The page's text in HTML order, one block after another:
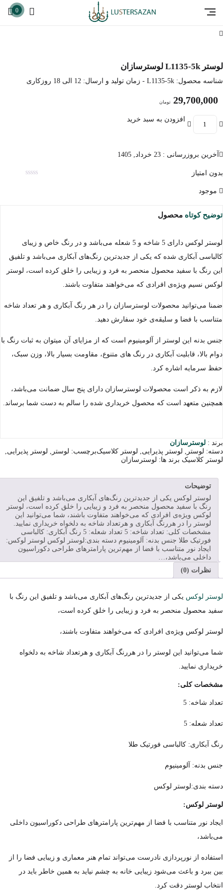
0
لوستر L1135-5k لوسترسازان
شناسه محصول: L1135-5k - زمان تولید و ارسال: 12 الی 18 روزکاری
29,700,000 تومان
افزودن به سبد خرید
آخرین بروزرسانی : 23 خرداد, 1405
بدون امتیاز
موجود
توضیح کوتاه محصول
لوستر لوکس دارای 5 شاخه و 5 شعله می‌باشد و در رنگ خاص و زیبای
کالباسی آبکاری شده که یکی از جدیدترین رنگ‌های آبکاری می‌باشد و تلفیق
این رنگ با سفید محصول منحصر به فرد و زیبایی را خلق کرده است، لوستر
لوکس نسیم ویژه‌ی افرادی که می‌خواهند متفاوت باشند.
ضمنا می‌توانید محصولات لوسترسازان را در هر رنگ آبکاری و هر تعداد شاخه
متناسب با فضا و سلیقه‌ی خود سفارش دهید.
جنس بدنه این لوستر از آلومینیوم است که از مزایای آن میتوان به ثبات رنگ با
دوام بالا، قابلیت آبکاری در رنگ های متنوع، مقاومت بسیار بالا، وزن سبک،
حفظ سرمایه اشاره کرد.
لازم به ذکر است محصولات لوسترسازان دارای پنج سال ضمانت می‌باشد،
همچنین متعهد است که محصول خریداری شده را سالم به دست شما برساند.
برند : لوسترسازان
دسته: لوستر , لوستر پذیرایی, لوستر کلاسیکبرچسب: لوستر , لوستر پذیرایی,
لوستر کلاسیک برند ها: لوسترسازان
توضیحات
لوستر لوکس یکی از جدیدترین رنگ‌های آبکاری می‌باشد و تلفیق این
رنگ با سفید محصول منحصر به فرد و زیبایی را خلق کرده است، لوستر
لوکس ویژه‌ی افرادی که می‌خواهند متفاوت باشند، شما می‌توانید این
لوستر را در هررنگ آبکاری و هرتعداد شاخه به دلخواه خریداری نمایید.
مشخصات کلی: تعداد شاخه: 5 تعداد شعله: 5 رنگ آبکاری: کالباسی
فورتیک طلا جنس بدنه: آلومینیوم دسته بندی:لوستر لوکس لوستر لوکس:
ایجاد نور متناسب با فضا از مهم‌ترین پارامترهای طراحی دکوراسیون
داخلی می‌باشد،…
نظرات (0)
لوستر لوکس یکی از جدیدترین رنگ‌های آبکاری می‌باشد و تلفیق این رنگ با
سفید محصول منحصر به فرد و زیبایی را خلق کرده است،
لوستر لوکس ویژه‌ی افرادی که می‌خواهند متفاوت باشند،
شما می‌توانید این لوستر را در هررنگ آبکاری و هرتعداد شاخه به دلخواه
خریداری نمایید.
مشخصات کلی:
تعداد شاخه: 5
تعداد شعله: 5
رنگ آبکاری: کالباسی فورتیک طلا
جنس بدنه: آلومینیوم
دسته بندی:لوستر لوکس
لوستر لوکس:
ایجاد نور متناسب با فضا از مهم‌ترین پارامترهای طراحی دکوراسیون داخلی
می‌باشد،
استفاده از نورپردازی نادرست می‌تواند تمام هنر معماری و زیبایی فضا را از
بین ببرد و باعث می‌شود زیبایی خانه به چشم نیاید به همین خاطر باید در
انتخاب لوستر دقت کرد.